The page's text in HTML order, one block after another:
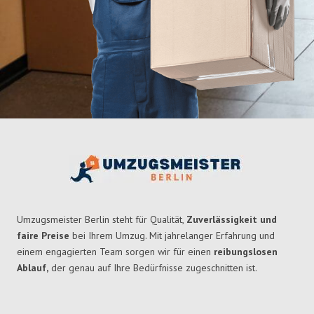
Umzugsmeister Berlin steht für Qualität, Zuverlässigkeit und
faire Preise bei Ihrem Umzug. Mit jahrelanger Erfahrung und
einem engagierten Team sorgen wir für einen reibungslosen
Ablauf, der genau auf Ihre Bedürfnisse zugeschnitten ist.